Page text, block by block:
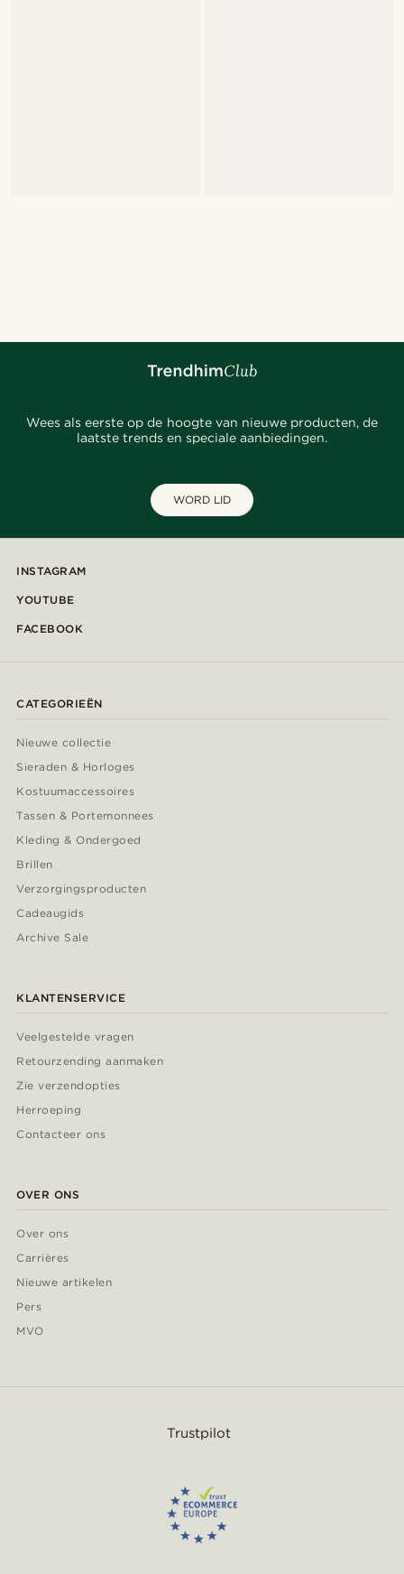
Wees als eerste op de hoogte van nieuwe producten, de
laatste trends en speciale aanbiedingen.
WORD LID
INSTAGRAM
YOUTUBE
FACEBOOK
CATEGORIEËN
Nieuwe collectie
Sieraden & Horloges
Kostuumaccessoires
Tassen & Portemonnees
Kleding & Ondergoed
Brillen
Verzorgingsproducten
Cadeaugids
Archive Sale
KLANTENSERVICE
Veelgestelde vragen
Retourzending aanmaken
Zie verzendopties
Herroeping
Contacteer ons
OVER ONS
Over ons
Carrières
Nieuwe artikelen
Pers
MVO
Trustpilot